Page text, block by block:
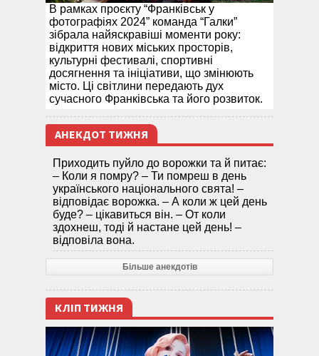
В рамках проєкту “Франківськ у
фотографіях 2024” команда “Галки”
зібрала найяскравіші моменти року:
відкриття нових міських просторів,
культурні фестивалі, спортивні
досягнення та ініціативи, що змінюють
місто. Ці світлини передають дух
сучасного Франківська та його розвиток.
АНЕКДОТ ТИЖНЯ
Приходить пуйло до ворожки та й питає:
– Коли я помру? – Ти помреш в день
українського національного свята! –
відповідає ворожка. – А коли ж цей день
буде? – цікавиться він. – От коли
здохнеш, тоді й настане цей день! –
відповіла вона.
Більше анекдотів
КЛІП ТИЖНЯ